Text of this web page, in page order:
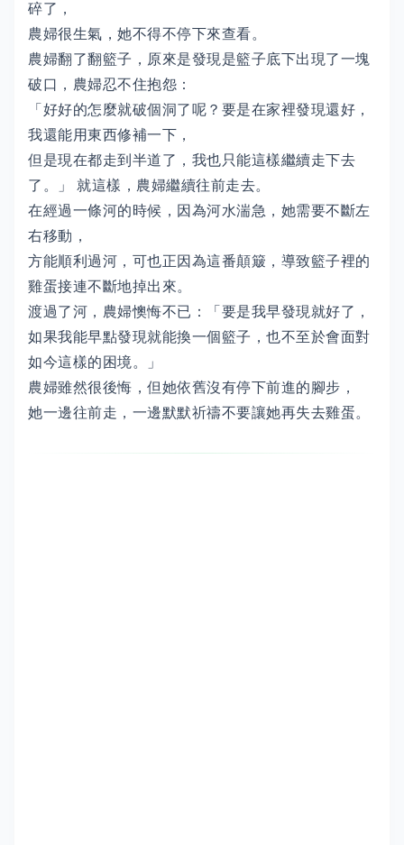
碎了，
農婦很生氣，她不得不停下來查看。
農婦翻了翻籃子，原來是發現是籃子底下出現了一塊
破口，農婦忍不住抱怨：
「好好的怎麼就破個洞了呢？要是在家裡發現還好，
我還能用東西修補一下，
但是現在都走到半道了，我也只能這樣繼續走下去
了。」 就這樣，農婦繼續往前走去。
在經過一條河的時候，因為河水湍急，她需要不斷左
右移動，
方能順利過河，可也正因為這番顛簸，導致籃子裡的
雞蛋接連不斷地掉出來。
渡過了河，農婦懊悔不已：「要是我早發現就好了，
如果我能早點發現就能換一個籃子，也不至於會面對
如今這樣的困境。」
農婦雖然很後悔，但她依舊沒有停下前進的腳步，
她一邊往前走，一邊默默祈禱不要讓她再失去雞蛋。